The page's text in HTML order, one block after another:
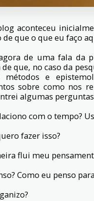
aconteceu
que o que eu faço
de uma fala da
que, no caso da
métodos e
sobre como nos
algumas
com o tempo?
fazer isso?
flui meu
Como eu penso